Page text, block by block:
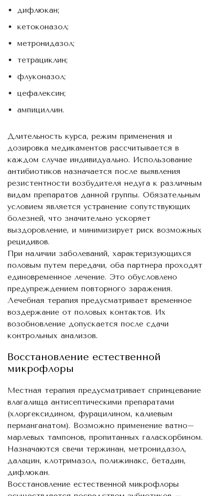
дифлюкан;
кетоконазол;
метронидазол;
тетрациклин;
флуконазол;
цефалексин;
ампициллин.
Длительность курса, режим применения и
дозировка медикаментов рассчитывается в
каждом случае индивидуально. Использование
антибиотиков назначается после выявления
резистентности возбудителя недуга к различным
видам препаратов данной группы. Обязательным
условием является устранение сопутствующих
болезней, что значительно ускоряет
выздоровление, и минимизирует риск возможных
рецидивов.
При наличии заболеваний, характеризующихся
половым путем передачи, оба партнера проходят
единовременное лечение. Это обусловлено
предупреждением повторного заражения.
Лечебная терапия предусматривает временное
воздержание от половых контактов. Их
возобновление допускается после сдачи
контрольных анализов.
Восстановление естественной
микрофлоры
Местная терапия предусматривает спринцевание
влагалища антисептическими препаратами
(хлоргексидином, фурацилином, калиевым
перманганатом). Возможно применение ватно–
марлевых тампонов, пропитанных галаскорбином.
Назначаются свечи тержинан, метронидазол,
далацин, клотримазол, полижинакс, бетадин,
дифлюкан.
Восстановление естественной микрофлоры